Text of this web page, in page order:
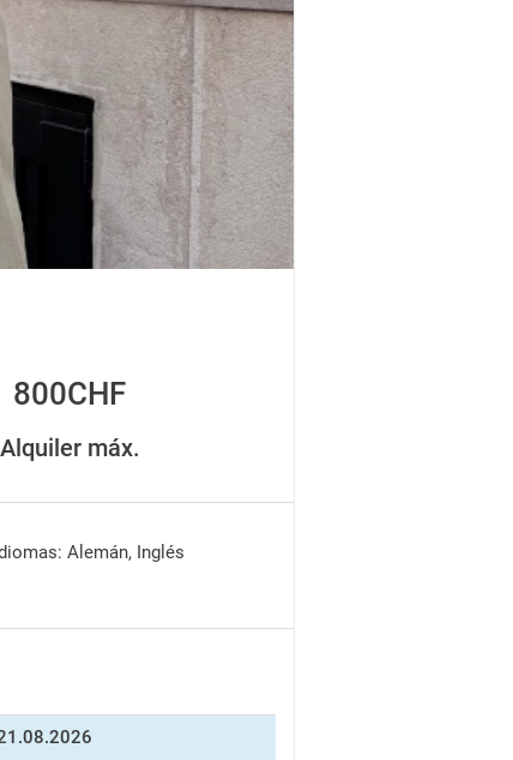
800CHF
Alquiler máx.
Alemán, Inglés